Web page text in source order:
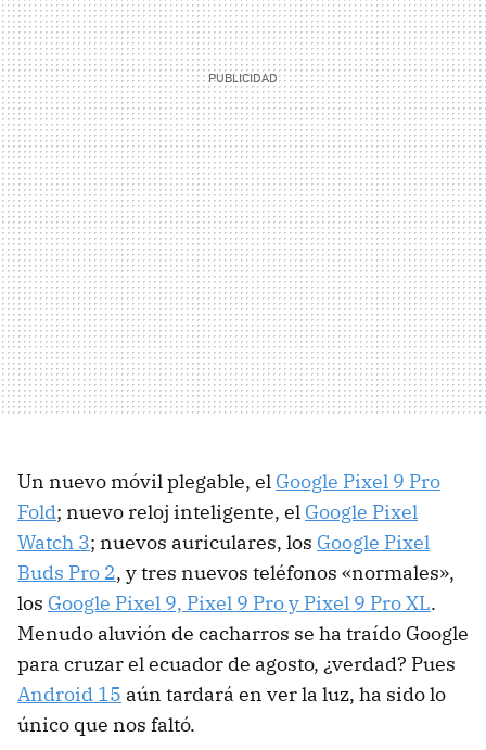
Un nuevo móvil plegable, el Google Pixel 9 Pro
Fold; nuevo reloj inteligente, el Google Pixel
Watch 3; nuevos auriculares, los Google Pixel
Buds Pro 2, y tres nuevos teléfonos «normales»,
los Google Pixel 9, Pixel 9 Pro y Pixel 9 Pro XL.
Menudo aluvión de cacharros se ha traído Google
para cruzar el ecuador de agosto, ¿verdad? Pues
Android 15 aún tardará en ver la luz, ha sido lo
único que nos faltó.